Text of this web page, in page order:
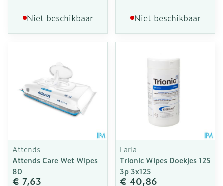
Niet beschikbaar Niet beschikbaar
Attends
Attends Care Wet Wipes
80
€ 7,63
Farla
Trionic Wipes Doekjes 125
3p 3x125
€ 40,86